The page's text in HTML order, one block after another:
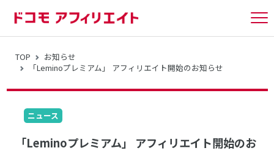
TOP
お知らせ
「Leminoプレミアム」 アフィリエイト開始のお知らせ
ニュース
「Leminoプレミアム」 アフィリエイト開始のお